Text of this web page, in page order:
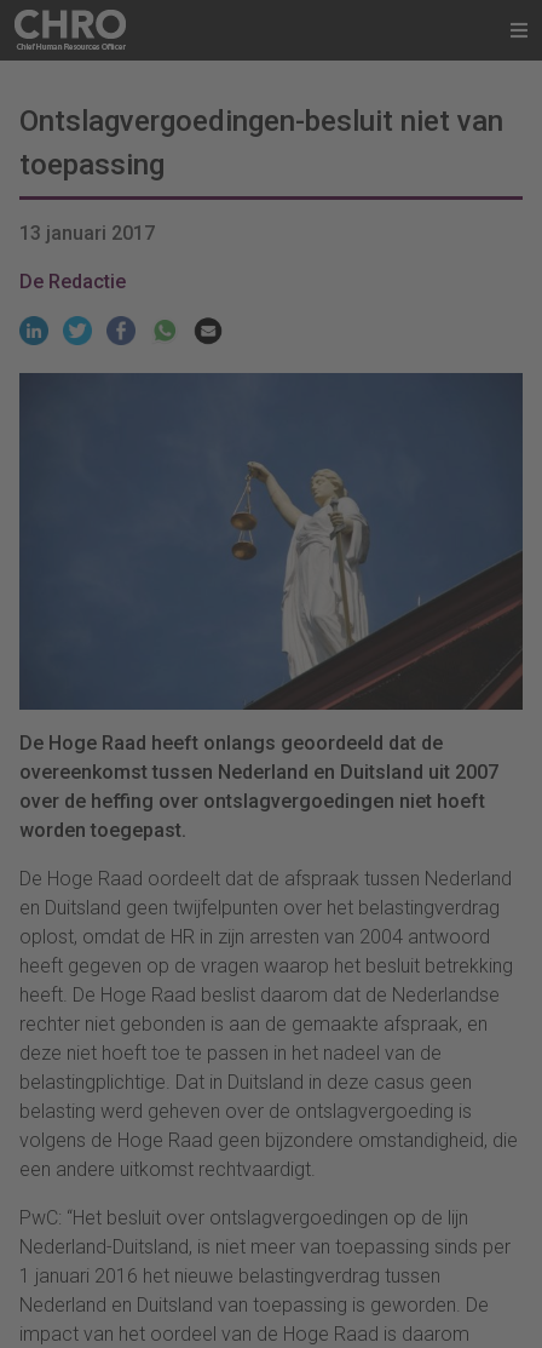
Ontslagvergoedingen-besluit niet van
toepassing
13 januari 2017
De Redactie
De Hoge Raad heeft onlangs geoordeeld dat de
overeenkomst tussen Nederland en Duitsland uit 2007
over de heffing over ontslagvergoedingen niet hoeft
worden toegepast.
De Hoge Raad oordeelt dat de afspraak tussen Nederland
en Duitsland geen twijfelpunten over het belastingverdrag
oplost, omdat de HR in zijn arresten van 2004 antwoord
heeft gegeven op de vragen waarop het besluit betrekking
heeft. De Hoge Raad beslist daarom dat de Nederlandse
rechter niet gebonden is aan de gemaakte afspraak, en
deze niet hoeft toe te passen in het nadeel van de
belastingplichtige. Dat in Duitsland in deze casus geen
belasting werd geheven over de ontslagvergoeding is
volgens de Hoge Raad geen bijzondere omstandigheid, die
een andere uitkomst rechtvaardigt.
PwC: “Het besluit over ontslagvergoedingen op de lijn
Nederland-Duitsland, is niet meer van toepassing sinds per
1 januari 2016 het nieuwe belastingverdrag tussen
Nederland en Duitsland van toepassing is geworden. De
impact van het oordeel van de Hoge Raad is daarom